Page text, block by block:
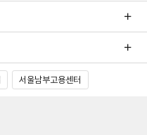
서울남부고용센터